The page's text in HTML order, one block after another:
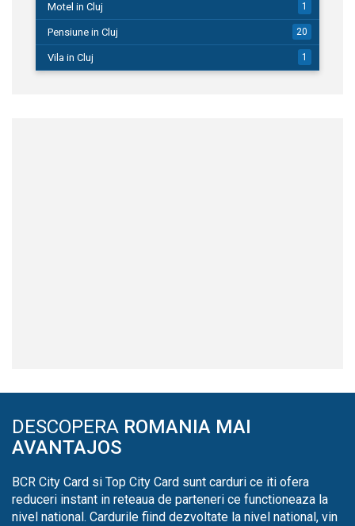
Motel in Cluj 1
Pensiune in Cluj 20
Vila in Cluj 1
DESCOPERA ROMANIA MAI
AVANTAJOS
BCR City Card si Top City Card sunt carduri ce iti ofera
reduceri instant in reteaua de parteneri ce functioneaza la
nivel national. Cardurile fiind dezvoltate la nivel national, vin